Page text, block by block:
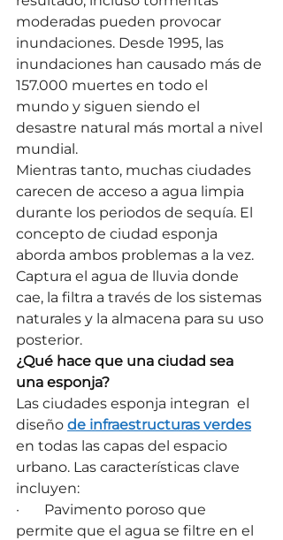
moderadas pueden provocar
inundaciones. Desde 1995, las
inundaciones han causado más de
157.000 muertes en todo el
mundo y siguen siendo el
desastre natural más mortal a nivel
mundial.
Mientras tanto, muchas ciudades
carecen de acceso a agua limpia
durante los periodos de sequía. El
concepto de ciudad esponja
aborda ambos problemas a la vez.
Captura el agua de lluvia donde
cae, la filtra a través de los sistemas
naturales y la almacena para su uso
posterior.
¿Qué hace que una ciudad sea
una esponja?
Las ciudades esponja integran  el
diseño de infraestructuras verdes
en todas las capas del espacio
urbano. Las características clave
incluyen:
·       Pavimento poroso que
permite que el agua se filtre en el